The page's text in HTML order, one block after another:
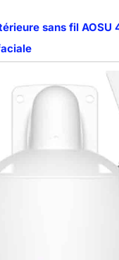
sans fil AOSU